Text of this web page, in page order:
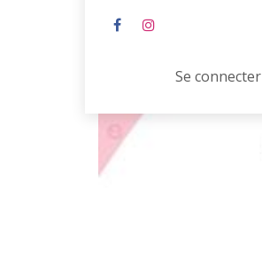
Se connecter